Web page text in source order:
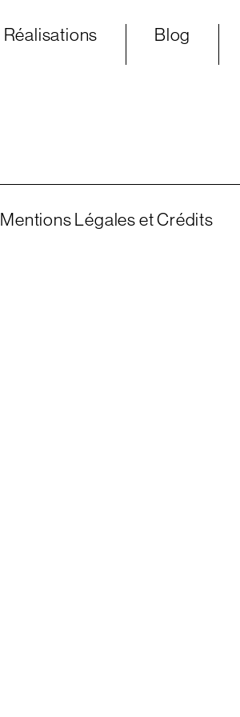
Réalisations Blog
Mentions Légales et Crédits